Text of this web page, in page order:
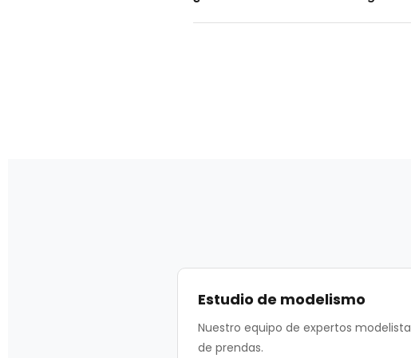
Modaris y Optitex, lo que
posibilidad de realizar
Estudio de modelismo
Nuestro equipo de expertos
de prendas.